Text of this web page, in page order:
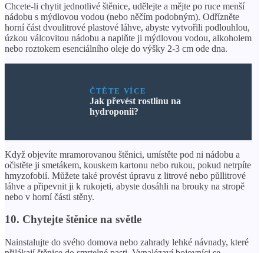
Chcete-li chytit jednotlivé štěnice, udělejte a mějte po ruce menší
nádobu s mýdlovou vodou (nebo něčím podobným). Odřízněte
horní část dvoulitrové plastové láhve, abyste vytvořili podlouhlou,
úzkou válcovitou nádobu a naplňte ji mýdlovou vodou, alkoholem
nebo roztokem esenciálního oleje do výšky 2-3 cm ode dna.
ČTĚTE VÍCE
Jak převést rostlinu na
hydroponii?
Když objevíte mramorovanou štěnici, umístěte pod ni nádobu a
očistěte ji smetákem, kouskem kartonu nebo rukou, pokud netrpíte
hmyzofobií. Můžete také provést úpravu z litrové nebo půllitrové
láhve a připevnit ji k rukojeti, abyste dosáhli na brouky na stropě
nebo v horní části stěny.
10. Chytejte štěnice na světle
Nainstalujte do svého domova nebo zahrady lehké návnady, které